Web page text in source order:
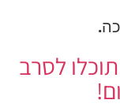
לסרב